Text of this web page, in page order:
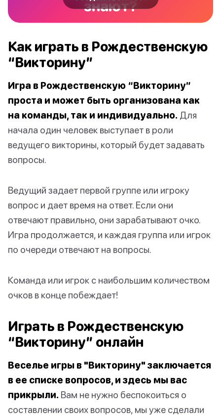
знают?
Как играть в Рождественскую
“Викторину”
Игра в Рождественскую “Викторину”
проста и может быть организована как
на команды, так и индивидуально. Для
начала один человек выступает в роли
ведущего викторины, который будет задавать
вопросы.
Ведущий задает первой группе или игроку
вопрос и дает время на ответ. Если они
отвечают правильно, они зарабатывают очко.
Игра продолжается, и каждая группа или игрок
по очереди отвечают на вопросы.
Команда или игрок с наибольшим количеством
очков в конце побеждает!
Играть в Рождественскую
“Викторину” онлайн
Веселье игры в "Викторину" заключается
в ее списке вопросов, и здесь мы вас
прикрыли. Вам не нужно беспокоиться о
составлении своих вопросов, мы уже сделали